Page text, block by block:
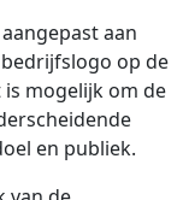
aan
op de
mogelijk om de
en publiek.